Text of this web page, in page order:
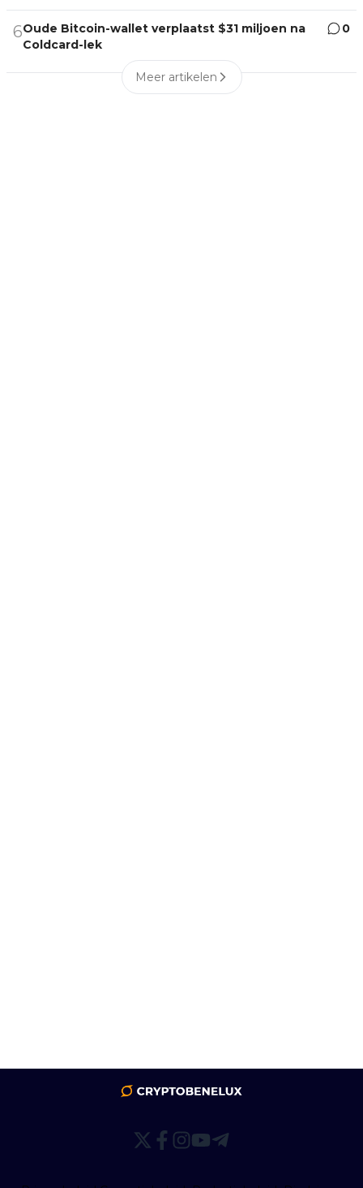
6Oude Bitcoin-wallet verplaatst $31 miljoen na
Coldcard-lek
0
Meer artikelen